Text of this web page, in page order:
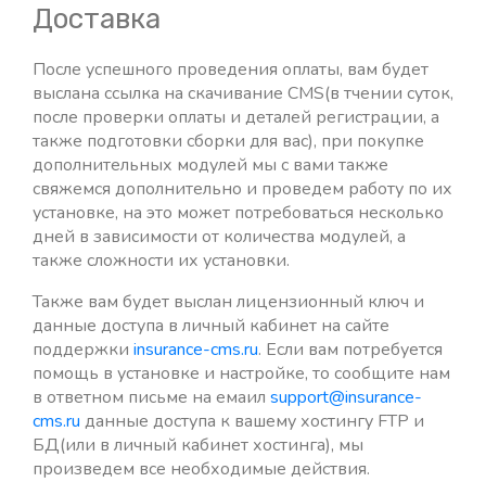
Эквайринг от Cloudpauments (прием
Эквайринг от Альфабанк (прием
платежей) (1 руб.)
Эквайринг от Робокасса (прием
платежей) (1 руб.)
Эквайринг от Сбербанк (прием
платежей) (1 руб.)
Эквайринг от Ю.Моней/Яндекс касса
(прием платежей) (1 руб.)
Доставка
После успешного проведения оплаты, вам будет
выслана ссылка на скачивание CMS(в тчении суток,
после проверки оплаты и деталей регистрации, а
также подготовки сборки для вас), при покупке
дополнительных модулей мы с вами также
свяжемся дополнительно и проведем работу по их
установке, на это может потребоваться несколько
дней в зависимости от количества модулей, а
также сложности их установки.
Также вам будет выслан лицензионный ключ и
данные доступа в личный кабинет на сайте
поддержки insurance-cms.ru. Если вам потребуется
помощь в установке и настройке, то сообщите нам
в ответном письме на емаил support@insurance-
cms.ru данные доступа к вашему хостингу FTP и
БД(или в личный кабинет хостинга), мы
произведем все необходимые действия.